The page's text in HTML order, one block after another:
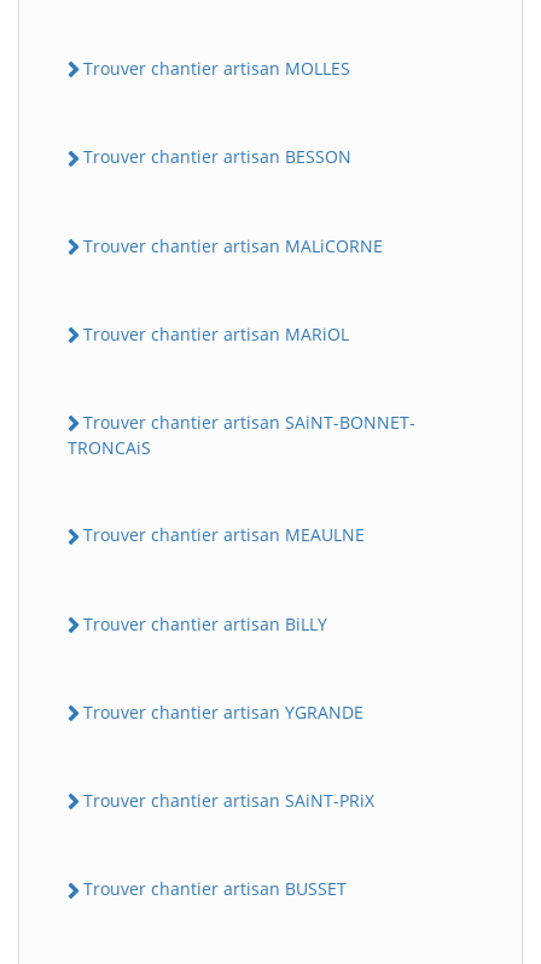
Trouver chantier artisan MOLLES
Trouver chantier artisan BESSON
Trouver chantier artisan MALiCORNE
Trouver chantier artisan MARiOL
Trouver chantier artisan SAiNT-BONNET-
TRONCAiS
Trouver chantier artisan MEAULNE
Trouver chantier artisan BiLLY
Trouver chantier artisan YGRANDE
Trouver chantier artisan SAiNT-PRiX
Trouver chantier artisan BUSSET